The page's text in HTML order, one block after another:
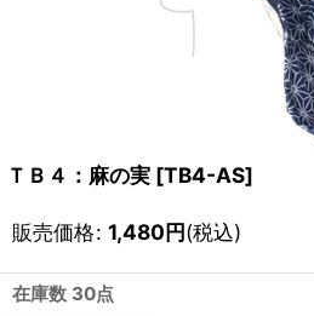
ＴＢ４：麻の実 [TB4-AS]
販売価格: 1,480円(税込)
在庫数 30点